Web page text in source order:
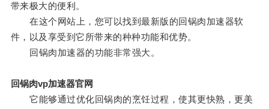
带来极大的便利。
在这个网站上，您可以找到最新版的回锅肉加速器软
件，以及享受到它所带来的种种功能和优势。
回锅肉加速器的功能非常强大。
回锅肉vp加速器官网
它能够通过优化回锅肉的烹饪过程，使其更快熟，更美